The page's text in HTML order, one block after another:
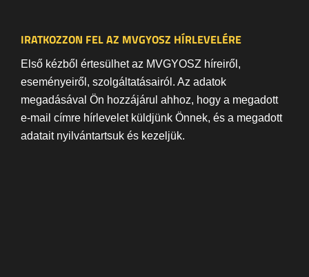
IRATKOZZON FEL AZ MVGYOSZ HÍRLEVELÉRE
Első kézből értesülhet az MVGYOSZ híreiről,
eseményeiről, szolgáltatásairól. Az adatok
megadásával Ön hozzájárul ahhoz, hogy a megadott
e-mail címre hírlevelet küldjünk Önnek, és a megadott
adatait nyilvántartsuk és kezeljük.